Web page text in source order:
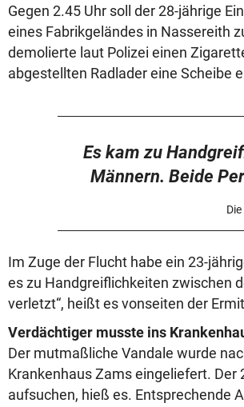
Gegen 2.45 Uhr soll der 28-jährige
eines Fabrikgeländes in Nassereith
demolierte laut Polizei einen
abgestellten Radlader eine Scheibe
Es kam zu
Männern. Beide
Im Zuge der Flucht habe ein 23-
es zu Handgreiflichkeiten zwischen
verletzt“, heißt es vonseiten der
Verdächtiger musste ins
Der mutmaßliche Vandale wurde
Krankenhaus Zams eingeliefert.
aufsuchen, hieß es. Entsprechende